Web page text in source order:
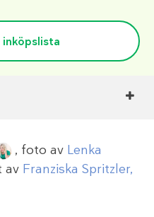
, foto av Lenka
av Franziska Spritzler,